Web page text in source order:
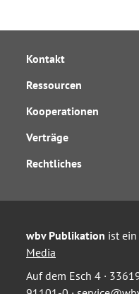
Kontakt
Ressourcen
Kooperationen
Verträge
Rechtliches
wbv Publikation ist
Media
Auf dem Esch 4 ·